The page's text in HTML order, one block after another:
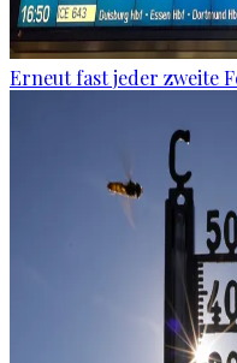
Erneut fast jeder zweite